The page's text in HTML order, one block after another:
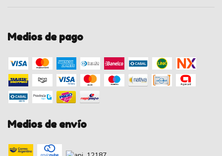
Medios de pago
Medios de envío